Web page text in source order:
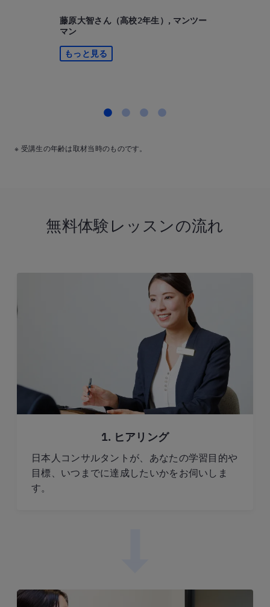
藤原大智さん（高校2年生）, マンツー
マン
もっと見る
※ 受講生の年齢は取材当時のものです。
無料体験レッスンの流れ
1. ヒアリング
日本人コンサルタントが、あなたの学習目的や
目標、いつまでに達成したいかをお伺いしま
す。